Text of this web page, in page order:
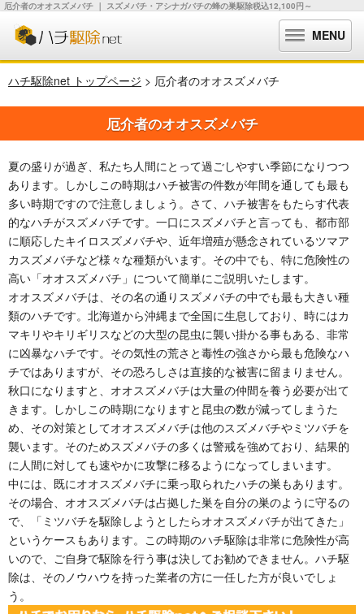
厄介者のオオスズメバチ ｜ スズメバチ・アシナガバチの蜂の巣駆除税込12,100円～
MENU
ハチ駆除net トップページ > 厄介者のオオスズメバチ
厄介者のオオスズメバチ
夏の盛りが過ぎ、私たち人間にとって過ごしやすい季節になりつつ
あります。しかしこの時期はハチ被害の件数が年間を通しても最も
多い時期ですので注意しましょう。さて、ハチ被害をもたらす代表
的なハチがスズメバチです。一口にスズメバチと言っても、都市部
に順応したキイロスズメバチや、近年増殖が懸念されているツマア
カスズメバチなど様々な種類がいます。その中でも、特に危険性の
高い「オオスズメバチ」について簡単にご説明いたします。
オオスズメバチは、その名の通りスズメバチの中でも最も大きい種
類のハチです。北海道から沖縄まで全国に生息しており、時にはカ
マキリやキリギリスなどの大型の昆虫に襲い掛かる事もある、非常
に凶暴なハチです。その気性の荒さと毒性の強さから最も危険なハ
チではありますが、その恐ろしさは直接的な被害に留まりません。
秋口になりますと、オオスズメバチは大量の仲間を養う必要が出て
きます。しかしこの時期になりますと昆虫の数が減ってしまうた
め、その対策としてオオスズメバチは他のスズメバチやミツバチを
襲います。そのためスズメバチの多くは警戒を強めており、結果的
に人間に対しても速やかに攻撃に移るようになってしまいます。
中には、既にオオスズメバチに乗っ取られたハチの巣もあります。
その場合、オオスズメバチは占拠した巣を自分の巣のように守るの
で、「ミツバチを駆除しようとしたらオオスズメバチが出てきた」
というケースもあります。この時期のハチ駆除は非常に危険性が高
いので、ご自身で駆除を行う事は決してお勧めできません。ハチ駆
除は、そのノウハウを持った業者の方に一任した方が良いでしょ
う。